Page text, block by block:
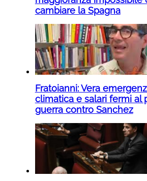
cambiare la Spagna
Fratoianni: Vera
climatica e salari fermi al
guerra contro Sanchez